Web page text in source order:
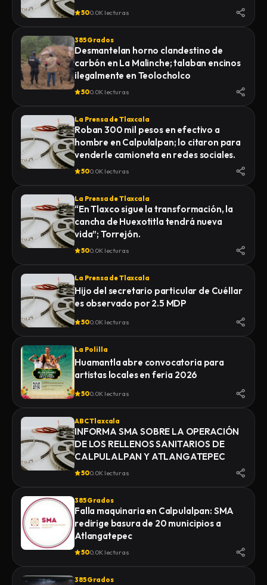
500.0K lecturas
385 Grados
Desmantelan horno clandestino de
carbón en La Malinche; talaban encinos
ilegalmente en Teolocholco
500.0K lecturas
La Prensa de Tlaxcala
Roban 300 mil pesos en efectivo a
hombre en Calpulalpan; lo citaron para
venderle camioneta en redes sociales.
500.0K lecturas
La Prensa de Tlaxcala
“En Tlaxco sigue la transformación, la
cancha de Huexotitla tendrá nueva
vida”; Torrejón.
500.0K lecturas
La Prensa de Tlaxcala
Hijo del secretario particular de Cuéllar
es observado por 2.5 MDP
500.0K lecturas
La Polilla
Huamantla abre convocatoria para
artistas locales en feria 2026
500.0K lecturas
ABC Tlaxcala
INFORMA SMA SOBRE LA OPERACIÓN
DE LOS RELLENOS SANITARIOS DE
CALPULALPAN Y ATLANGATEPEC
500.0K lecturas
385 Grados
Falla maquinaria en Calpulalpan: SMA
redirige basura de 20 municipios a
Atlangatepec
500.0K lecturas
385 Grados